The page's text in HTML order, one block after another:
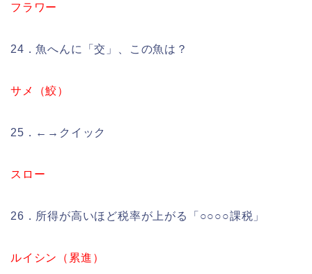
フラワー
24．魚へんに「交」、この魚は？
サメ（鮫）
25．←→クイック
スロー
26．所得が高いほど税率が上がる「○○○○課税」
ルイシン（累進）